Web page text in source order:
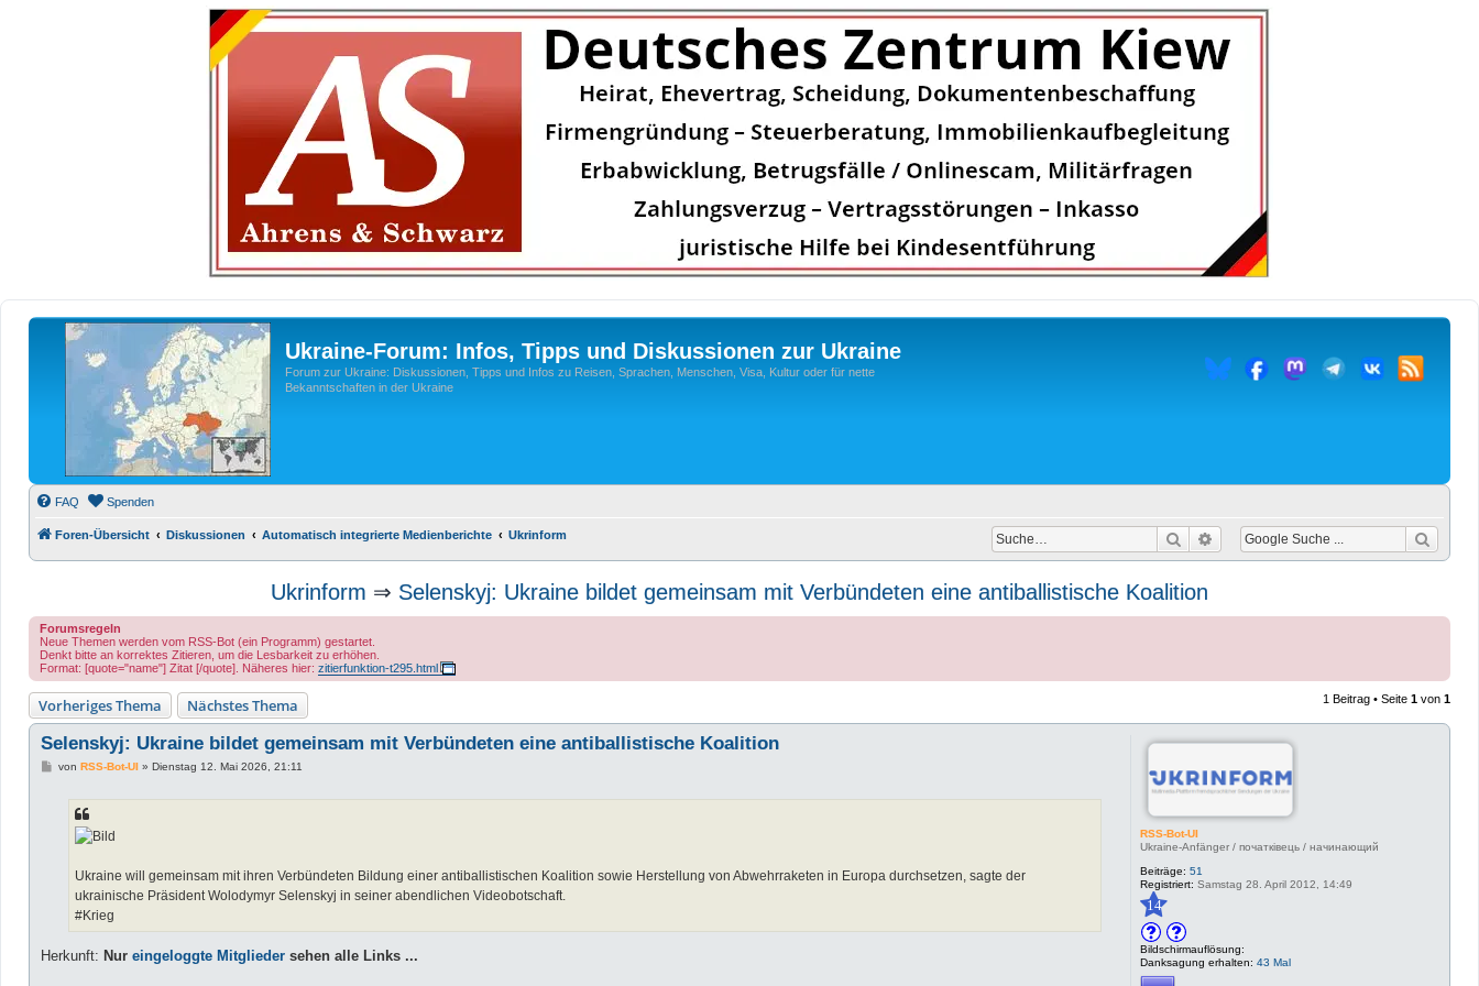
Ukraine-Forum: Infos, Tipps und Diskussionen zur Ukraine
Forum zur Ukraine: Diskussionen, Tipps und Infos zu Reisen, Sprachen, Menschen, Visa, Kultur oder für nette
Bekanntschaften in der Ukraine
FAQ Spenden
Foren-Übersicht Diskussionen Automatisch integrierte Medienberichte Ukrinform Suche Erweiterte Suche
Ukrinform ⇒ Selenskyj: Ukraine bildet gemeinsam mit Verbündeten eine antiballistische Koalition
Forumsregeln
Neue Themen werden vom RSS-Bot (ein Programm) gestartet.
Denkt bitte an korrektes Zitieren, um die Lesbarkeit zu erhöhen.
Format: [quote="name"] Zitat [/quote]. Näheres hier: zitierfunktion-t295.html
Vorheriges Thema Nächstes Thema 1 Beitrag • Seite 1 von 1
RSS-Bot-UI
Ukraine-Anfänger / початківець / начинающий
Beiträge: 51
Registriert: Samstag 28. April 2012, 14:49
14
Bildschirmauflösung:
Danksagung erhalten: 43 Mal
Selenskyj: Ukraine bildet gemeinsam mit Verbündeten eine antiballistische Koalition
Bvon RSS-Bot-UI» Dienstag 12. Mai 2026, 21:11
Ukraine will gemeinsam mit ihren Verbündeten Bildung einer antiballistischen Koalition sowie Herstellung von Abwehrraketen in Europa durchsetzen, sagte der
ukrainische Präsident Wolodymyr Selenskyj in seiner abendlichen Videobotschaft.
#Krieg
Herkunft: Nur eingeloggte Mitglieder sehen alle Links ...